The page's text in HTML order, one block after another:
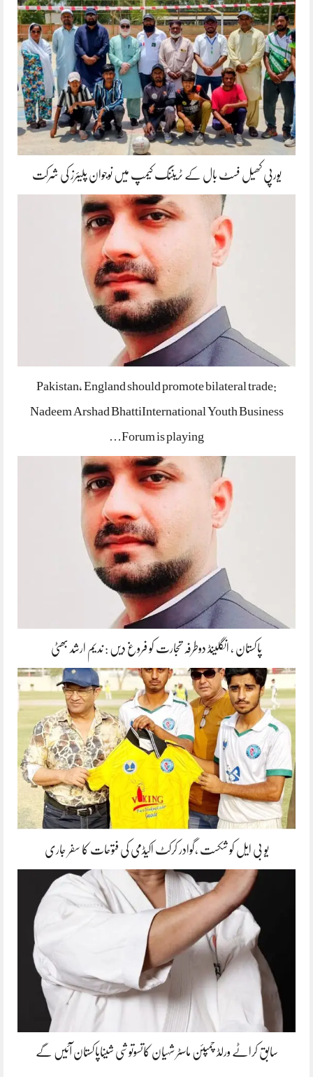
یورپی کھیل فسٹ بال کے ٹریننگ کیمپ میں نوجوان پلیئرز کی شرکت
Pakistan, England should promote bilateral trade:
Nadeem Arshad BhattiInternational Youth Business
Forum is playing…
پاکستان ، انگلینڈ دوطرفہ تجارت کو فروغ دیں : ندیم ارشد بھٹی
یو بی ایل کو شکست ،گوادر کرکٹ اکیڈمی کی فتوحات کا سفر جاری
سابق کراٹے ورلڈ چمپئن ماسٹر شہیان کاتسوتوشی شیناپاکستان آئیں گے